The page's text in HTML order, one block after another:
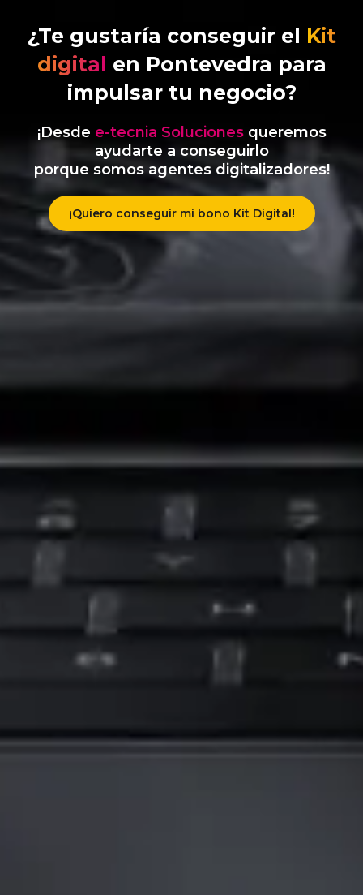
¿Te gustaría conseguir el Kit
digital en Pontevedra para
impulsar tu negocio?
¡Desde e-tecnia Solucionesqueremos
ayudarte a conseguirlo
porque somos agentes digitalizadores!
¡Quiero conseguir mi bono Kit Digital!